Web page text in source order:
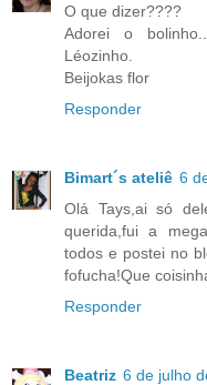
O que dizer????
Adorei o
Léozinho.
Beijokas flor
Responder
Bimart´s ateliê 6
Olá Tays,ai só
querida,fui a
todos e postei no
fofucha!Que
Responder
Beatriz 6 de julho